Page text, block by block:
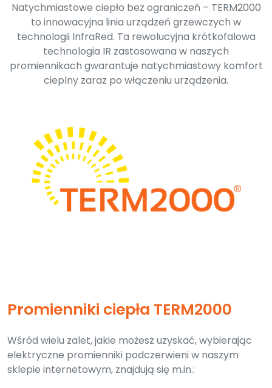
Natychmiastowe ciepło bez ograniczeń – TERM2000
to innowacyjna linia urządzeń grzewczych w
technologii InfraRed. Ta rewolucyjna krótkofalowa
technologia IR zastosowana w naszych
promiennikach gwarantuje natychmiastowy komfort
cieplny zaraz po włączeniu urządzenia.
Promienniki ciepła TERM2000
Wśród wielu zalet, jakie możesz uzyskać, wybierając
elektryczne promienniki podczerwieni w naszym
sklepie internetowym, znajdują się m.in.: